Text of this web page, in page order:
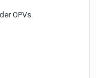
OPVs.